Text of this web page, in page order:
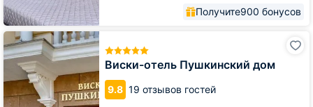
Получите900 бонусов
Виски-отель Пушкинский дом
9.8 19 отзывов гостей
Виски-
отель
Пушкинский